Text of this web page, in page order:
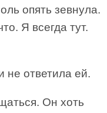
опять зевнула.
Я всегда тут.
не ответила ей.
Он хоть